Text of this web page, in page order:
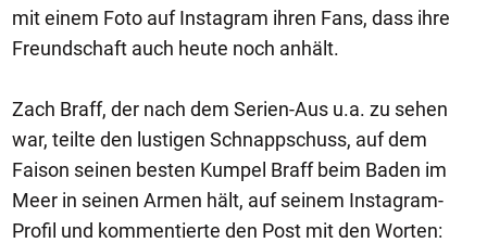
mit einem Foto auf Instagram ihren Fans, dass ihre
Freundschaft auch heute noch anhält.
Zach Braff, der nach dem Serien-Aus u.a. zu sehen
war, teilte den lustigen Schnappschuss, auf dem
Faison seinen besten Kumpel Braff beim Baden im
Meer in seinen Armen hält, auf seinem Instagram-
Profil und kommentierte den Post mit den Worten: